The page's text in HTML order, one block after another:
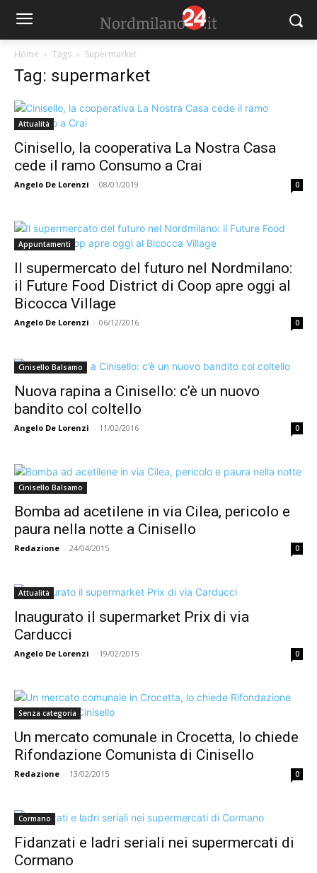
Home Tags Supermarket
Tag: supermarket
Attualità
Cinisello, la cooperativa La Nostra Casa
cede il ramo Consumo a Crai
Angelo De Lorenzi - 08/01/2019 0
Appuntamenti
Il supermercato del futuro nel Nordmilano:
il Future Food District di Coop apre oggi al
Bicocca Village
Angelo De Lorenzi - 06/12/2016 0
Cinisello Balsamo
Nuova rapina a Cinisello: c’è un nuovo
bandito col coltello
Angelo De Lorenzi - 11/02/2016 0
Cinisello Balsamo
Bomba ad acetilene in via Cilea, pericolo e
paura nella notte a Cinisello
Redazione - 24/04/2015 0
Attualità
Inaugurato il supermarket Prix di via
Carducci
Angelo De Lorenzi - 19/02/2015 0
Senza categoria
Un mercato comunale in Crocetta, lo chiede
Rifondazione Comunista di Cinisello
Redazione - 13/02/2015 0
Cormano
Fidanzati e ladri seriali nei supermercati di
Cormano